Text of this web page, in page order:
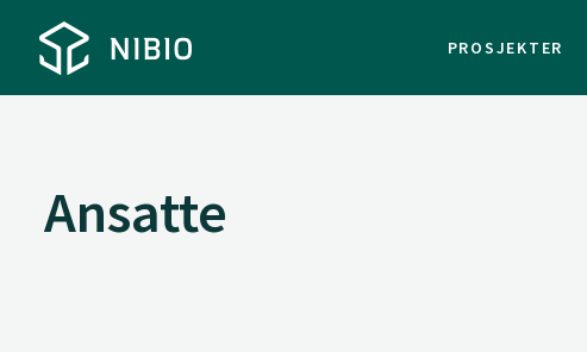
PROSJEKTER
Ansatte